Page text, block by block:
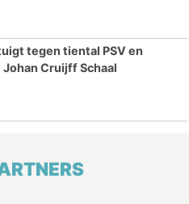
tegen tiental PSV en
Cruijff Schaal